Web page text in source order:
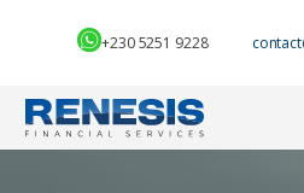
+230 5251 9228